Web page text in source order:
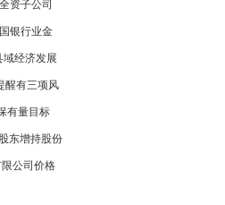
资子公司
银行业金
8%
域经济发展
醒有三项风
有量目标
东增持股份
公司价格